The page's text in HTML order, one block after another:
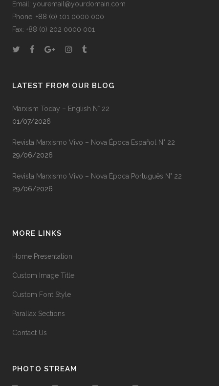
Email: youremail@yourdomain.com
Phone: +88 (0) 101 0000 000
Fax: +88 (0) 202 0000 001
LATEST FROM OUR BLOG
Marxism Today – English N° 22
01/07/2026
Revista Marxismo Vivo – Nova Época Español N° 22
29/06/2026
Revista Marxismo Vivo – Nova Época Português N° 22
29/06/2026
MORE LINKS
Home Presentation
Custom Image Title
Custom Font Style
Parallax Sections
Contact Us
PHOTO STREAM